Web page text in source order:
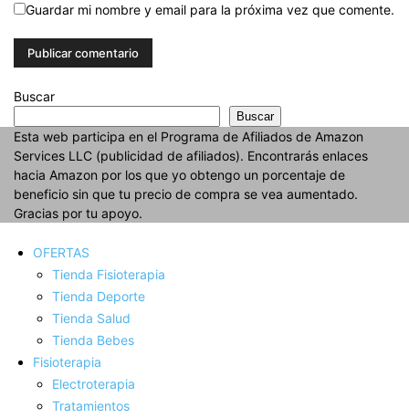
Guardar mi nombre y email para la próxima vez que comente.
Buscar
Buscar
Esta web participa en el Programa de Afiliados de Amazon
Services LLC (publicidad de afiliados). Encontrarás enlaces
hacia Amazon por los que yo obtengo un porcentaje de
beneficio sin que tu precio de compra se vea aumentado.
Gracias por tu apoyo.
OFERTAS
Tienda Fisioterapia
Tienda Deporte
Tienda Salud
Tienda Bebes
Fisioterapia
Electroterapia
Tratamientos